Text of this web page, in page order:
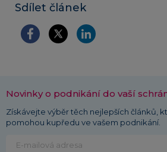
Sdílet článek
Novinky o podnikání do vaší
Získávejte výběr těch nejlepších článků,
pomohou kupředu ve vašem podnikání.